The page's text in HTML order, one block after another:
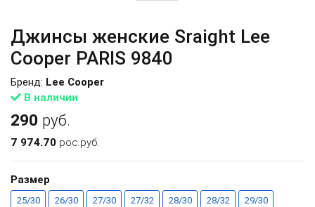
Джинсы женские Sraight Lee
Cooper PARIS 9840
В наличии
Бренд: Lee Cooper
290 руб.
7 974.70 рос.руб.
Размер
25/30 26/30 27/30 27/32 28/30 28/32
29/30